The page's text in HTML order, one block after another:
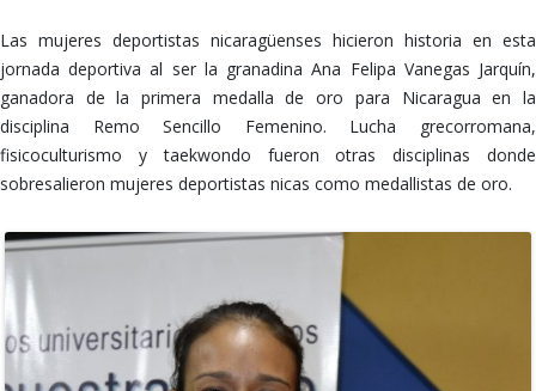
Las mujeres deportistas nicaragüenses hicieron historia en esta
jornada deportiva al ser la granadina Ana Felipa Vanegas Jarquín,
ganadora de la primera medalla de oro para Nicaragua en la
disciplina Remo Sencillo Femenino. Lucha grecorromana,
fisicoculturismo y taekwondo fueron otras disciplinas donde
sobresalieron mujeres deportistas nicas como medallistas de oro.